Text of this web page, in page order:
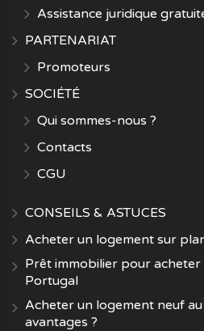
Assistance juridique
PARTENARIAT
Promoteurs
SOCIÉTÉ
Qui sommes-nous ?
Contacts
CGU
CONSEILS & ASTUCES
Acheter un logement sur
Prêt immobilier pour acheter
Portugal
Acheter un logement neuf
avantages ?